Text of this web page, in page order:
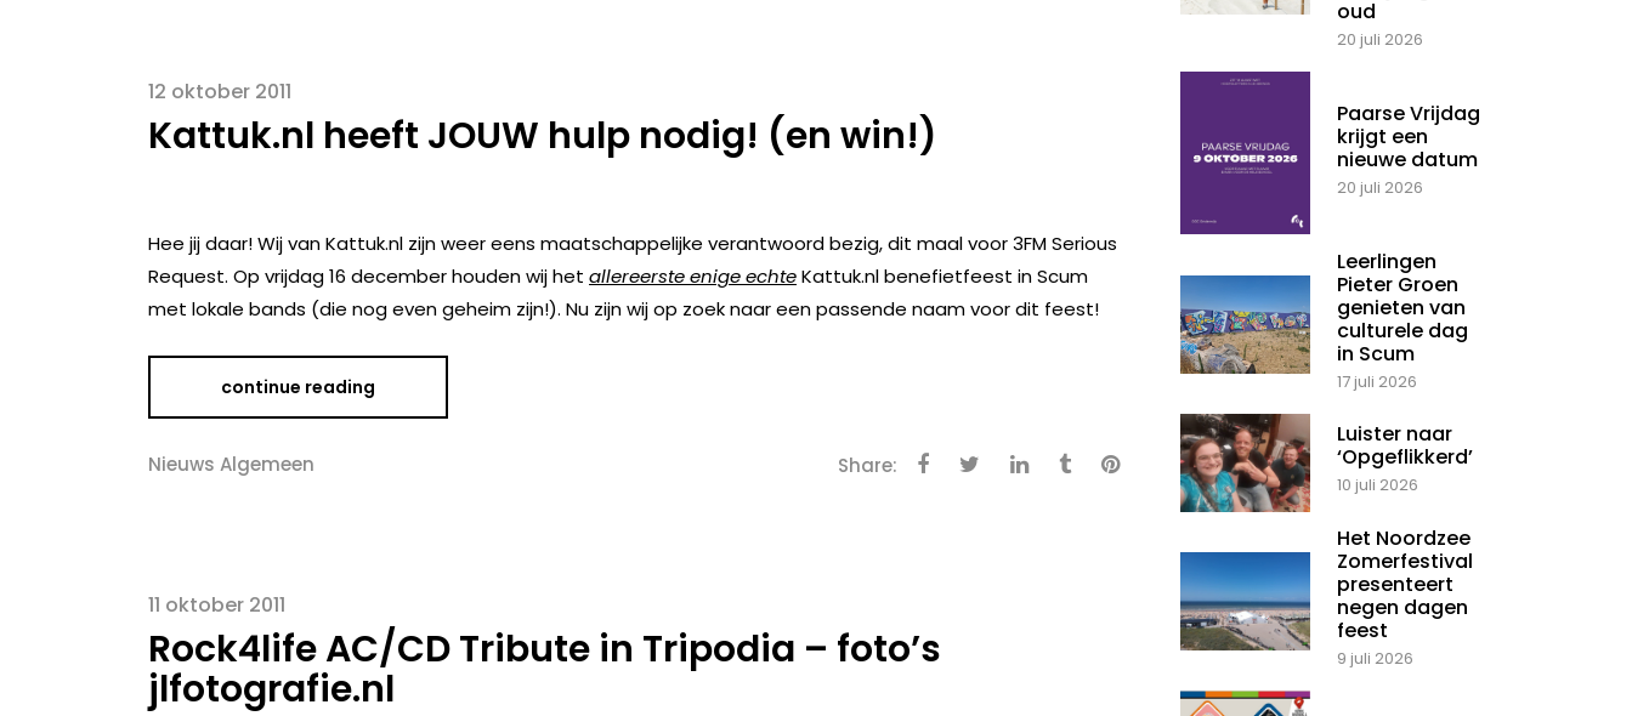
12 oktober 2011
Kattuk.nl heeft JOUW hulp nodig! (en win!)
Hee jij daar! Wij van Kattuk.nl zijn weer eens maatschappelijke verantwoord bezig, dit maal voor 3FM Serious
Request. Op vrijdag 16 december houden wij het allereerste enige echteKattuk.nl benefietfeest in Scum
met lokale bands (die nog even geheim zijn!). Nu zijn wij op zoek naar een passende naam voor dit feest!
continue reading
Nieuws Algemeen Share:
11 oktober 2011
Rock4life AC/CD Tribute in Tripodia – foto’s
jlfotografie.nl
oud
20 juli 2026
Paarse Vrijdag
krijgt een
nieuwe datum
20 juli 2026
Leerlingen
Pieter Groen
genieten van
culturele dag
in Scum
17 juli 2026
Luister naar
‘Opgeflikkerd’
10 juli 2026
Het Noordzee
Zomerfestival
presenteert
negen dagen
feest
9 juli 2026